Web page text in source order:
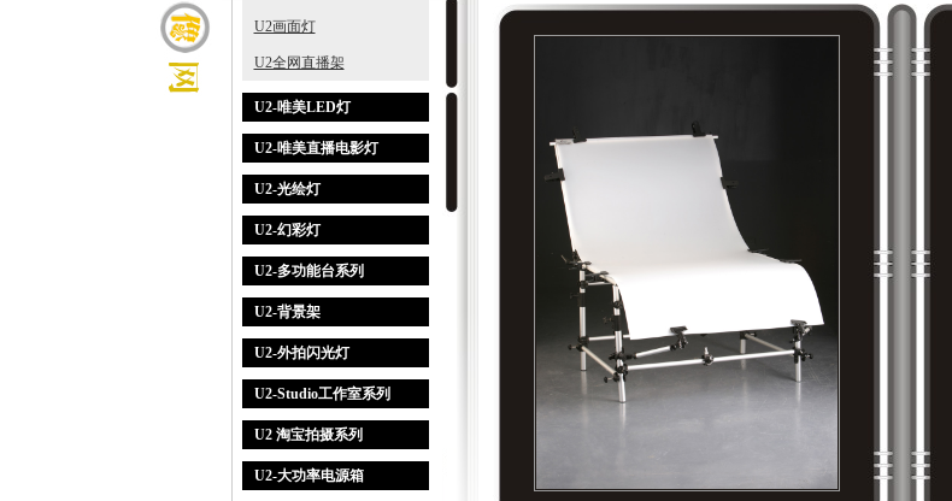
U2画面灯
U2全网直播架
U2-唯美LED灯
U2-唯美直播电影灯
U2-光绘灯
U2-幻彩灯
U2-多功能台系列
U2-背景架
U2-外拍闪光灯
U2-Studio工作室系列
U2 淘宝拍摄系列
U2-大功率电源箱